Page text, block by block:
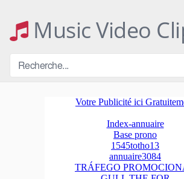
contentMusic Video